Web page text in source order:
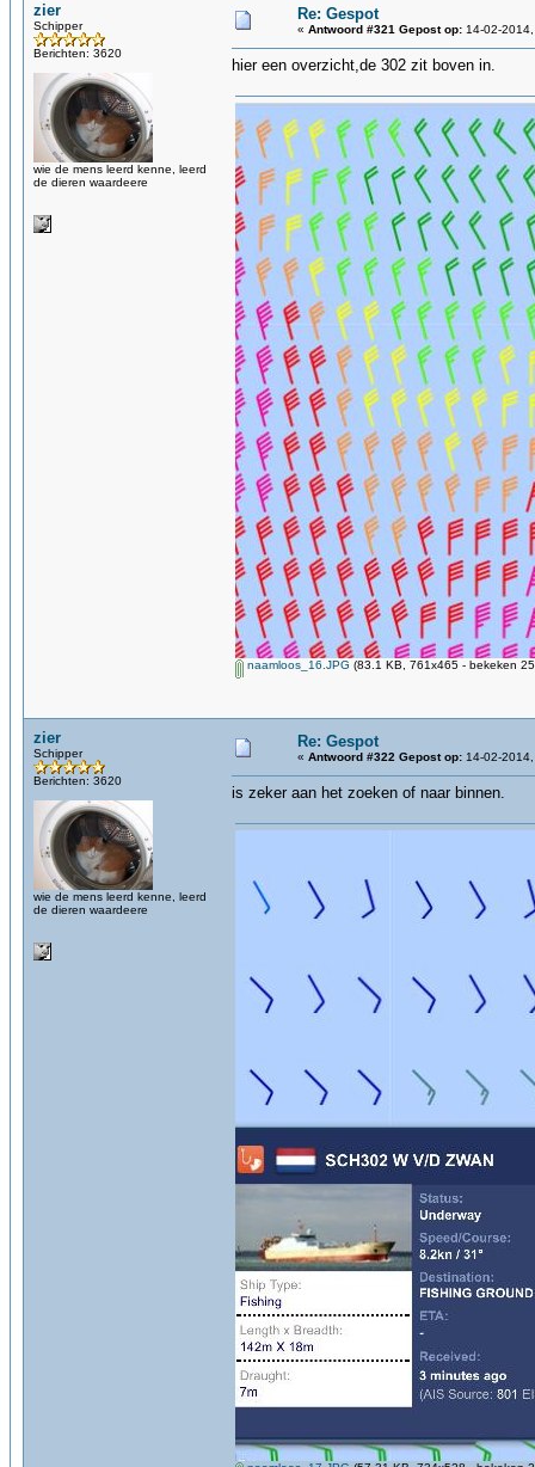
zier
Schipper
Berichten: 3620
wie de mens leerd kenne, leerd
de dieren waardeere
Re: Gespot
« Antwoord #321 Gepost op: 14-02-
hier een overzicht,de 302 zit boven in.
naamloos_16.JPG (83.1 KB, 761x465 - bekeken
zier
Schipper
Berichten: 3620
wie de mens leerd kenne, leerd
de dieren waardeere
Re: Gespot
« Antwoord #322 Gepost op: 14-02-
is zeker aan het zoeken of naar binnen.